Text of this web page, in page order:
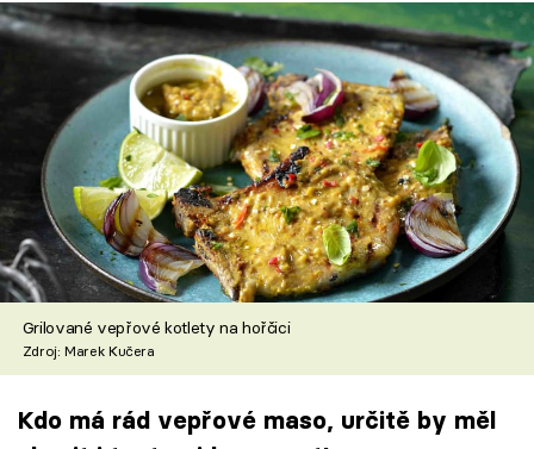
Grilované vepřové kotlety na hořčici
Zdroj: Marek Kučera
Kdo má rád vepřové maso, určitě by měl